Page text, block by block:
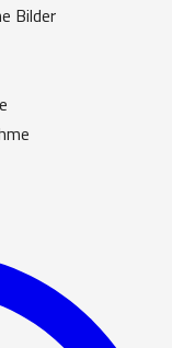
Bilder